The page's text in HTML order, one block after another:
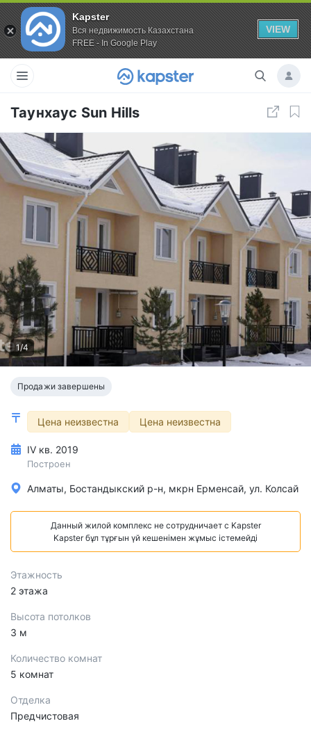
Kapster
Вся недвижимость Казахстана
FREE - In Google Play
VIEW
Таунхаус Sun Hills
1/4
Продажи завершены
Цена неизвестна Цена неизвестна
IV кв. 2019
Построен
Алматы, Бостандыкский р-н, мкрн Ерменсай, ул. Колсай
Данный жилой комплекс не сотрудничает с Kapster
Kapster бұл тұрғын үй кешенімен жұмыс істемейді
Этажность
2 этажа
Высота потолков
3 м
Количество комнат
5 комнат
Отделка
Предчистовая